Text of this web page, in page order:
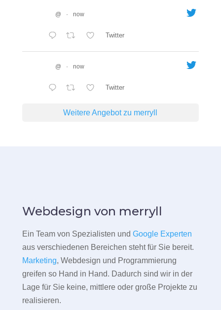
@ · now
Twitter
@ · now
Twitter
Weitere Angebot zu merryll
Webdesign von merryll
Ein Team von Spezialisten und Google Experten
aus verschiedenen Bereichen steht für Sie bereit.
Marketing, Webdesign und Programmierung
greifen so Hand in Hand. Dadurch sind wir in der
Lage für Sie keine, mittlere oder große Projekte zu
realisieren.